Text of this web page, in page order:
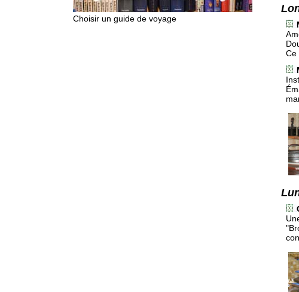
Choisir un guide de voyage
Ce